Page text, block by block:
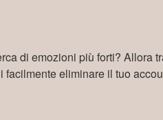
di emozioni più forti? Allora
eliminare il tuo